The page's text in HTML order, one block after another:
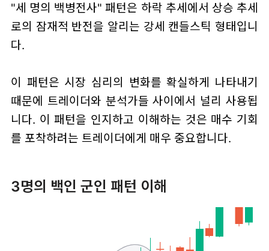
"세 명의 백병전사" 패턴은 하락 추세에서 상승 추세
로의 잠재적 반전을 알리는 강세 캔들스틱 형태입니
다.
이 패턴은 시장 심리의 변화를 확실하게 나타내기
때문에 트레이더와 분석가들 사이에서 널리 사용됩
니다. 이 패턴을 인지하고 이해하는 것은 매수 기회
를 포착하려는 트레이더에게 매우 중요합니다.
3명의 백인 군인 패턴 이해